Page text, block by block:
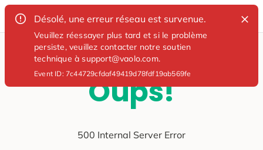
Désolé, une erreur réseau est survenue.
Veuillez réessayer plus tard et si le problème
persiste, veuillez contacter notre soutien
technique à support@vaolo.com.
Event ID: 7c44729cfdaf49419d78fdf19ab569fe
Oups!
500 Internal Server Error